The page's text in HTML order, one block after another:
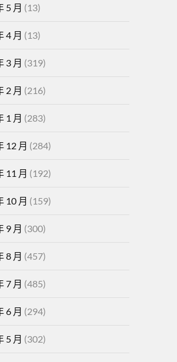
5 月 (13)
4 月 (13)
3 月 (319)
2 月 (216)
1 月 (283)
12 月 (284)
11 月 (192)
10 月 (159)
9 月 (300)
8 月 (457)
7 月 (485)
6 月 (294)
5 月 (302)